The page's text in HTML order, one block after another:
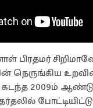
பிரதமர்
நெருங்கிய
கடந்த 2009ம்
போட்டியிட்டு